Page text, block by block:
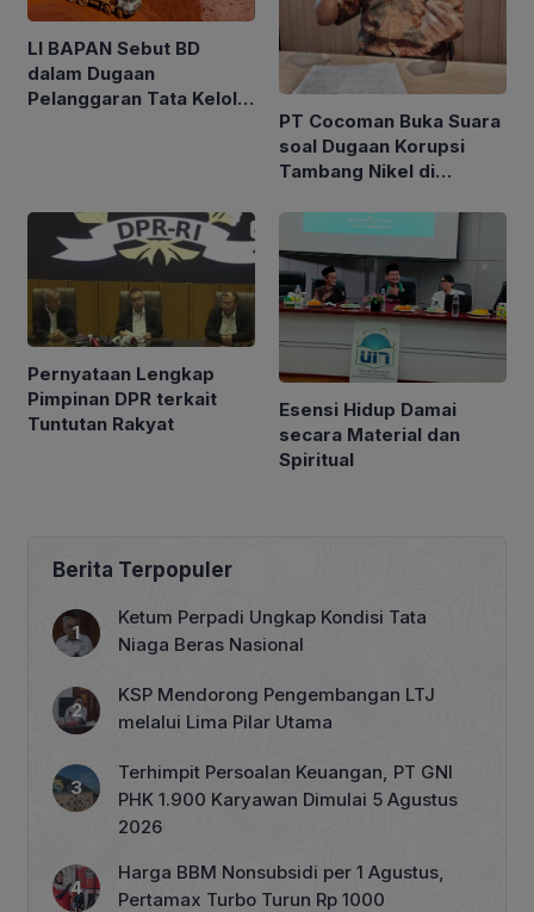
LI BAPAN Sebut BD
dalam Dugaan
Pelanggaran Tata Kelola
PT Cocoman Buka Suara
soal Dugaan Korupsi
Tambang Nikel di
Pernyataan Lengkap
Pimpinan DPR terkait
Tuntutan Rakyat
Esensi Hidup Damai
secara Material dan
Spiritual
Berita Terpopuler
Ketum Perpadi Ungkap Kondisi Tata
Niaga Beras Nasional
KSP Mendorong Pengembangan LTJ
melalui Lima Pilar Utama
Terhimpit Persoalan Keuangan, PT GNI
PHK 1.900 Karyawan Dimulai 5 Agustus
2026
Harga BBM Nonsubsidi per 1 Agustus,
Pertamax Turbo Turun Rp 1000